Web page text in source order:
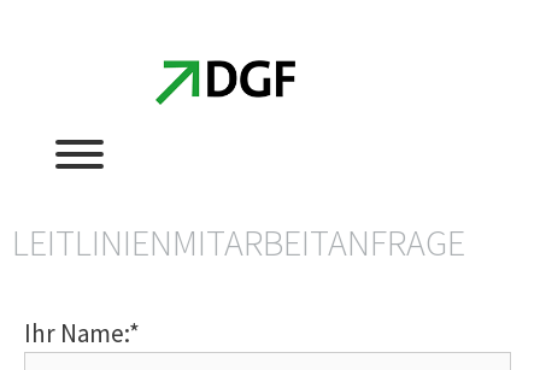
LEITLINIENMITARBEITANFRAGE
Ihr Name:*